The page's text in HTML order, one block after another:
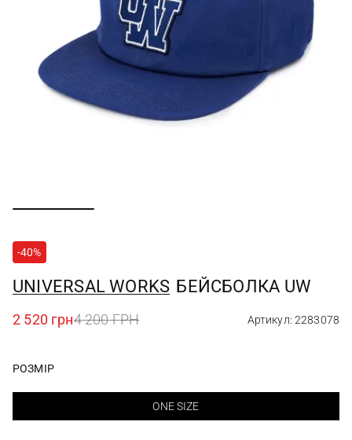
-40%
UNIVERSAL WORKS БЕЙСБОЛКА UW
2 520 грн4 200 ГРН Артикул: 2283078
РОЗМІР
ONE SIZE